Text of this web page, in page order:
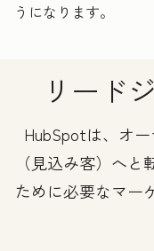
うになります。
リード
HubSpotは、オ
（見込み客）へ
ために必要なマー